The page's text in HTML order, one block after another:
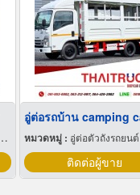
หมวดหมู่ : อู่ต่อตัวถังรถยนต์
ติดต่อผู้ขาย